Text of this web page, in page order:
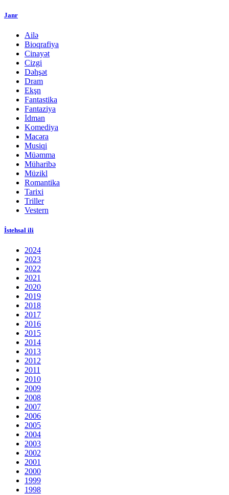
Janr
Ailə
Bioqrafiya
Cinayət
Cizgi
Dəhşət
Dram
Ekşn
Fantastika
Fantaziya
İdman
Komediya
Macəra
Musiqi
Müəmma
Müharibə
Müzikl
Romantika
Tarixi
Triller
Vestern
İstehsal ili
2024
2023
2022
2021
2020
2019
2018
2017
2016
2015
2014
2013
2012
2011
2010
2009
2008
2007
2006
2005
2004
2003
2002
2001
2000
1999
1998